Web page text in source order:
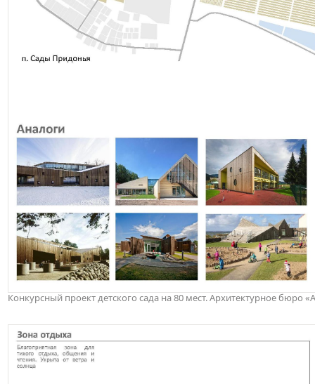
Конкурсный проект детского сада на 80 мест. Архитектурное бюро